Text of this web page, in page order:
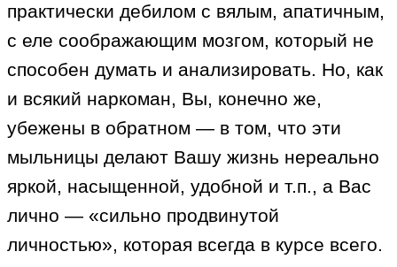
практически дебилом с вялым, апатичным,
с еле соображающим мозгом, который не
способен думать и анализировать. Но, как
и всякий наркоман, Вы, конечно же,
убежены в обратном — в том, что эти
мыльницы делают Вашу жизнь нереально
яркой, насыщенной, удобной и т.п., а Вас
лично — «сильно продвинутой
личностью», которая всегда в курсе всего.